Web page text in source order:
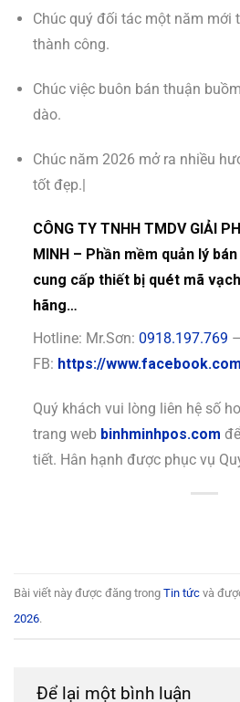
Chúc quý đối tác một năm mới
thành công.
Chúc việc buôn bán thuận
dào.
Chúc năm 2026 mở ra nhiều
tốt đẹp.|
CÔNG TY TNHH TMDV GIẢI
MINH – Phần mềm quản lý
cung cấp thiết bị quét mã
hãng…
Hotline: Mr.Sơn: 0918.197.769
FB: https://
Quý khách vui lòng liên hệ số
trang web binhminhpos.com
tiết. Hân hạnh được phục vụ
Bài viết này được đăng trong Tin tức và
2026.
Để lại một bình luận